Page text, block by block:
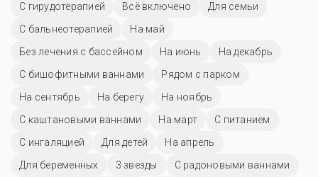
С гирудотерапией
Всё включено
Для семьи
С бальнеотерапией
На май
Без лечения с бассейном
На июнь
На декабрь
С бишофитными ваннами
Рядом с парком
На сентябрь
На берегу
На ноябрь
С каштановыми ваннами
На март
С питанием
С ингаляцией
Для детей
На апрель
Для беременных
3 звезды
С радоновыми ваннами